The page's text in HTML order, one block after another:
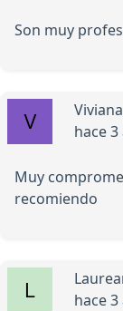
Son muy
hace
Muy
recomiendo
hace